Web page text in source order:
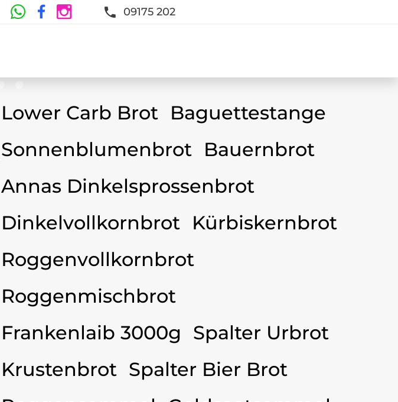
09175 202
Lower Carb Brot Baguettestange
Sonnenblumenbrot Bauernbrot
Annas Dinkelsprossenbrot
Dinkelvollkornbrot Kürbiskernbrot
Roggenvollkornbrot
Roggenmischbrot
Frankenlaib 3000g Spalter Urbrot
Krustenbrot Spalter Bier Brot